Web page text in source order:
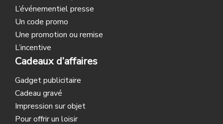
L’événementiel presse
Un code promo
Une promotion ou remise
L’incentive
Cadeaux d’affaires
Gadget publicitaire
Cadeau gravé
Impression sur objet
Pour offrir un loisir